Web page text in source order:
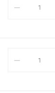
−
−